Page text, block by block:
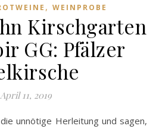
, WEINPROBE
Kirschgarten
GG: Pfälzer
April 11, 2019